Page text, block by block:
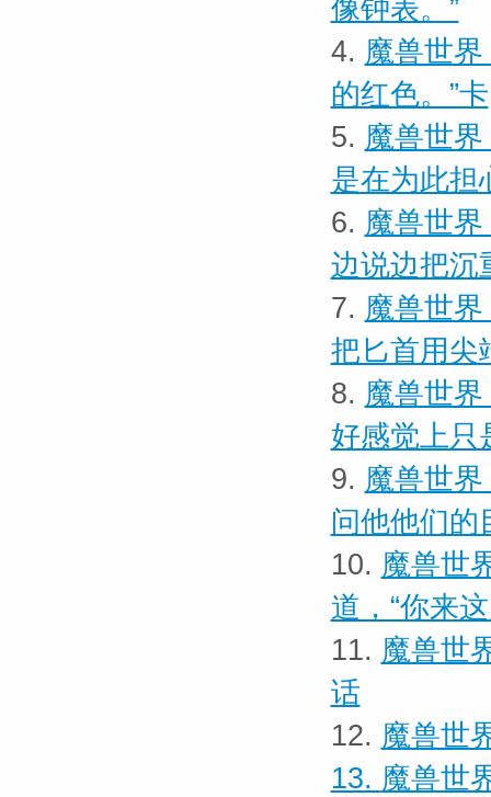
像钟表。”
4. 魔兽世
的红色。”卡
5. 魔兽世
是在为此担
6. 魔兽世
边说边把沉
7. 魔兽世
把匕首用尖
8. 魔兽世
好感觉上只
9. 魔兽世
问他他们的
10. 魔兽世
道，“你来
11. 魔兽世
话
12. 魔兽世
13. 魔兽世